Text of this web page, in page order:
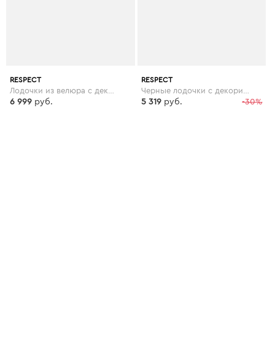
RESPECT
6 999 руб.
RESPECT
-30%
5 319 руб.